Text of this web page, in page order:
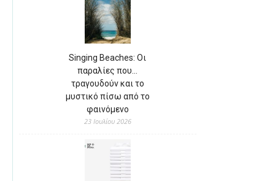
Singing Beaches: Οι
παραλίες που…
τραγουδούν και το
μυστικό πίσω από το
φαινόμενο
23 Ιουλίου 2026